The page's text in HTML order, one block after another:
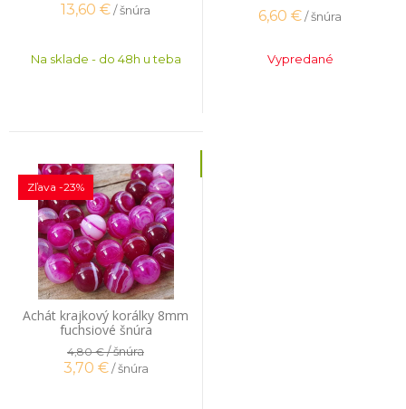
13,60 €/ šnúra
Na sklade - do 48h u teba
6,60 €/ šnúra
Vypredané
Achát krajkový korálky 8mm
fuchsiové šnúra
Zľava -23%
4,80 €/ šnúra
3,70 € / šnúra